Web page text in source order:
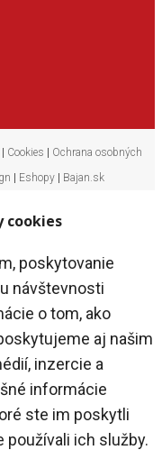
Cookies
Ochrana osobných
Eshopy Bajan.sk
cookies
poskytovanie
návštevnosti
o tom, ako
aj našim
inzercie a
informácie
ste im poskytli
používali ich služby.